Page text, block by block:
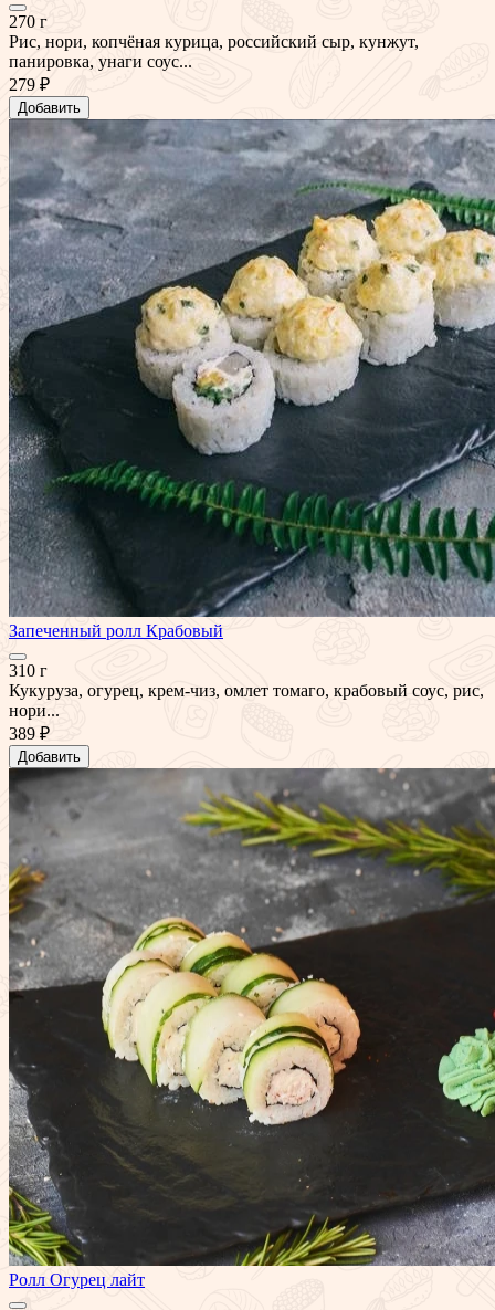
270 г
Рис, нори, копчёная курица, российский сыр, кунжут,
панировка, унаги соус...
279 ₽
Добавить
Запеченный ролл Крабовый
310 г
Кукуруза, огурец, крем-чиз, омлет томаго, крабовый соус, рис,
нори...
389 ₽
Добавить
Ролл Огурец лайт